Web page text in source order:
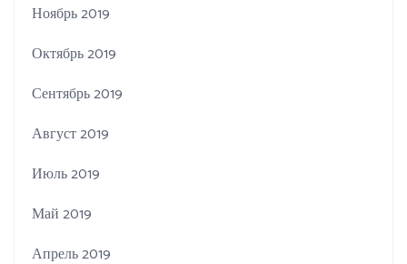
Ноябрь 2019
Октябрь 2019
Сентябрь 2019
Август 2019
Июль 2019
Май 2019
Апрель 2019